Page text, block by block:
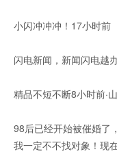
小闪冲冲冲！17小时前
闪电新闻，新闻闪电越
精品不短不断8小时前·
98后已经开始被催婚了
我一定不不找对象！现